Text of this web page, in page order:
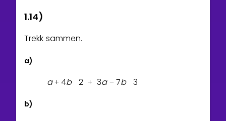
1.14)
Trekk sammen.
a)
a + 4b 2 + 3a − 7b 3
b)